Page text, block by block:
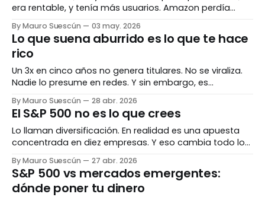
era rentable, y tenía más usuarios. Amazon perdía
cientos de millones de dólares. Veinticinco años
después, una de esas empresas vale más de dos
billones de dólares. La otra es una fracción de lo que
fue. El crecimiento no es
By Mauro Suescún 03 may. 2026
Lo que suena aburrido es lo que te hace
rico
Un 3x en cinco años no genera titulares. No se viraliza.
Nadie lo presume en redes. Y sin embargo, es
exactamente el tipo de retorno que construye
patrimonio real. El problema con "10x o nada" Las redes
financieras están llenas de proyecciones heroicas.
Acciones que van a multiplicarse
By Mauro Suescún 28 abr. 2026
El S&P 500 no es lo que crees
Lo llaman diversificación. En realidad es una apuesta
concentrada en diez empresas. Y eso cambia todo lo
que creías saber sobre invertir de forma "segura". El
benchmark que define todo Si llevas tiempo leyendo
sobre inversiones, ya internalizaste la frase: "¿le
ganaste al S&P 500?
By Mauro Suescún 27 abr. 2026
S&P 500 vs mercados emergentes:
dónde poner tu dinero